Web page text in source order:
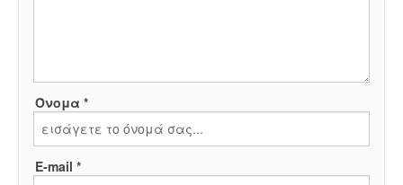
Όνομα *
E-mail *